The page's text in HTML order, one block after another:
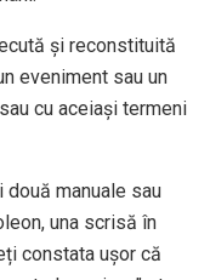
și reconstituită
eveniment sau un
cu aceiași termeni
manuale sau
una scrisă în
constata ușor că